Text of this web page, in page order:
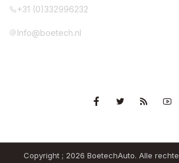
+31 (0)332996232
Info@boetech.nl
Copyright ; 2026 BoetechAuto. Alle